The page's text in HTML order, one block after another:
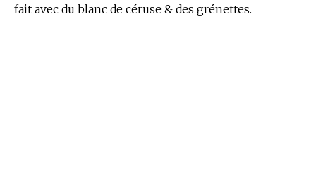
fait avec du blanc de céruse & des grénettes.